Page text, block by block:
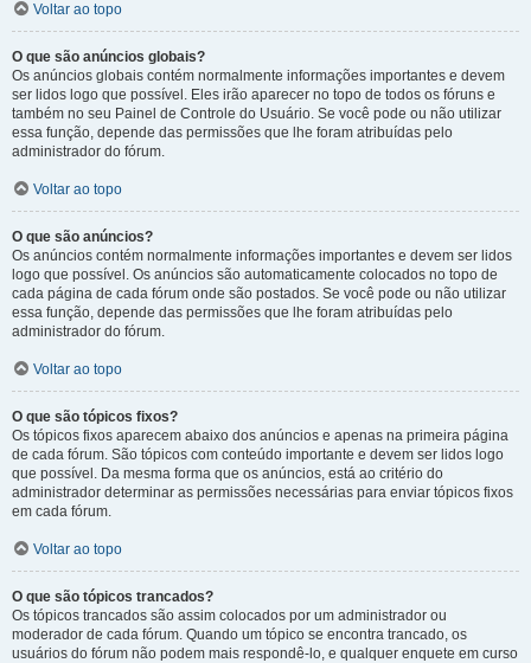
Voltar ao topo
O que são anúncios globais?
Os anúncios globais contém normalmente informações importantes e devem
ser lidos logo que possível. Eles irão aparecer no topo de todos os fóruns e
também no seu Painel de Controle do Usuário. Se você pode ou não utilizar
essa função, depende das permissões que lhe foram atribuídas pelo
administrador do fórum.
Voltar ao topo
O que são anúncios?
Os anúncios contém normalmente informações importantes e devem ser lidos
logo que possível. Os anúncios são automaticamente colocados no topo de
cada página de cada fórum onde são postados. Se você pode ou não utilizar
essa função, depende das permissões que lhe foram atribuídas pelo
administrador do fórum.
Voltar ao topo
O que são tópicos fixos?
Os tópicos fixos aparecem abaixo dos anúncios e apenas na primeira página
de cada fórum. São tópicos com conteúdo importante e devem ser lidos logo
que possível. Da mesma forma que os anúncios, está ao critério do
administrador determinar as permissões necessárias para enviar tópicos fixos
em cada fórum.
Voltar ao topo
O que são tópicos trancados?
Os tópicos trancados são assim colocados por um administrador ou
moderador de cada fórum. Quando um tópico se encontra trancado, os
usuários do fórum não podem mais respondê-lo, e qualquer enquete em curso